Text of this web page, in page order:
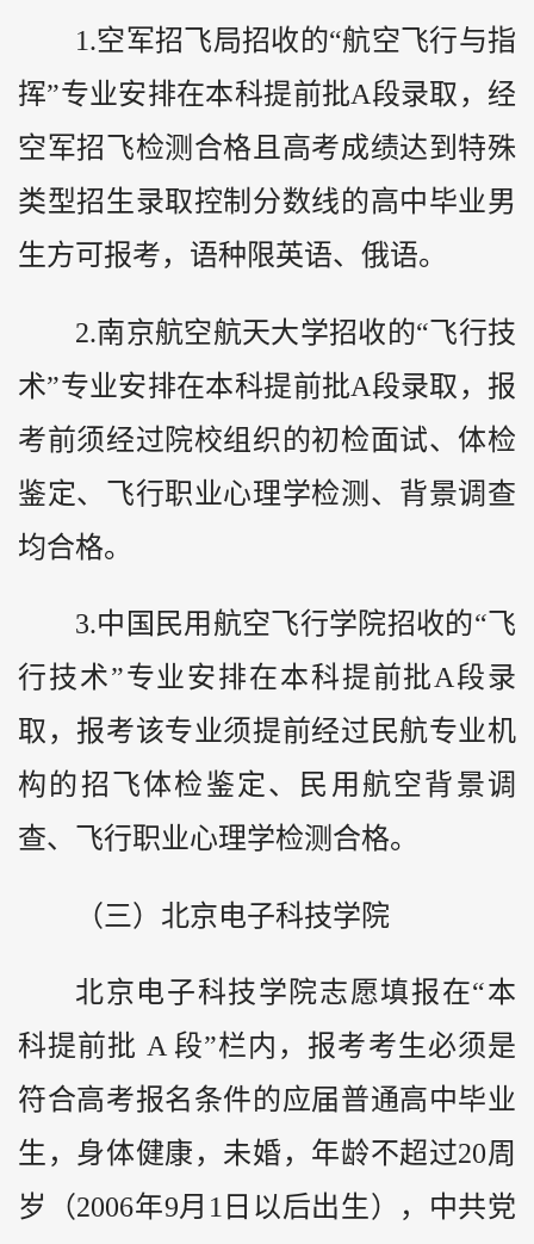
1.空军招飞局招收的“航空飞行与指
挥”专业安排在本科提前批A段录取，经
空军招飞检测合格且高考成绩达到特殊
类型招生录取控制分数线的高中毕业男
生方可报考，语种限英语、俄语。
2.南京航空航天大学招收的“飞行技
术”专业安排在本科提前批A段录取，报
考前须经过院校组织的初检面试、体检
鉴定、飞行职业心理学检测、背景调查
均合格。
3.中国民用航空飞行学院招收的“飞
行技术”专业安排在本科提前批A段录
取，报考该专业须提前经过民航专业机
构的招飞体检鉴定、民用航空背景调
查、飞行职业心理学检测合格。
（三）北京电子科技学院
北京电子科技学院志愿填报在“本
科提前批 A 段”栏内，报考考生必须是
符合高考报名条件的应届普通高中毕业
生，身体健康，未婚，年龄不超过20周
岁（2006年9月1日以后出生），中共党